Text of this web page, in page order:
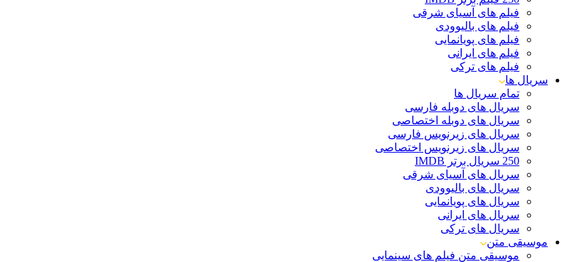
فیلم های آسیای شرقی
فیلم های بالیوودی
فیلم های پویانمایی
فیلم های ایرانی
فیلم های ترکی
سریال ها
تمام سریال ها
سریال های دوبله فارسی
سریال های دوبله اختصاصی
سریال های زیرنویس فارسی
سریال های زیرنویس اختصاصی
250 سریال برتر IMDB
سریال های آسیای شرقی
سریال های بالیوودی
سریال های پویانمایی
سریال های ایرانی
سریال های ترکی
موسیقی متن
موسیقی متن فیلم های سینمایی